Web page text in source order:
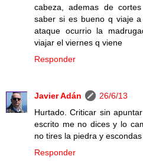
cabeza, ademas de
saber si es bueno q viaje
ataque ocurrio la
viajar el viernes q viene
Responder
Javier Adán
26/6/13
Hurtado. Criticar sin
escrito me no dices y lo
no tires la piedra y
Responder